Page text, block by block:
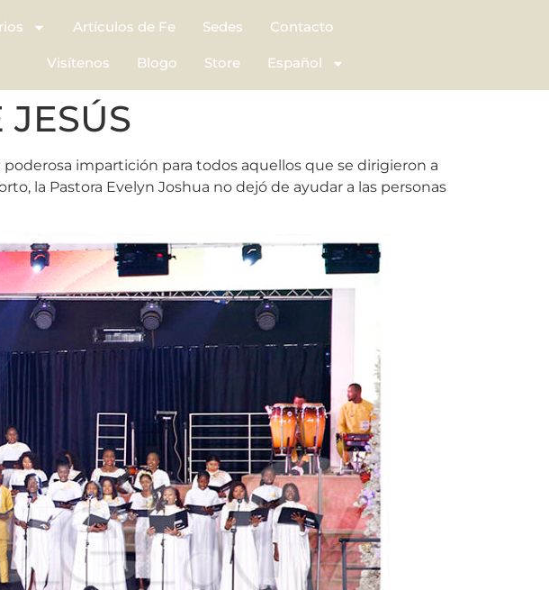
Artículos de Fe Sedes Contacto
Visítenos Blogo Store Español
impartición para todos aquellos que se dirigieron a
la Pastora Evelyn Joshua no dejó de ayudar a las personas